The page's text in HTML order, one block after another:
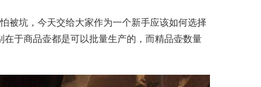
被坑，今天交给大家作为一个新手应该如何选择
于商品壶都是可以批量生产的，而精品壶数量